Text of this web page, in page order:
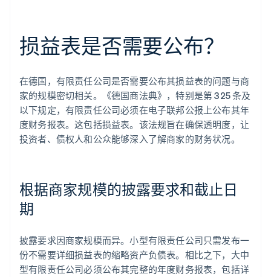
损益表是否需要公布？
在德国，有限责任公司是否需要公布其损益表的问题与商
家的规模密切相关。《德国商法典》，特别是第 325 条及
以下规定，有限责任公司必须在电子联邦公报上公布其年
度财务报表。这包括损益表。该法规旨在确保透明度，让
投资者、债权人和公众能够深入了解商家的财务状况。
根据商家规模的披露要求和截止日
期
披露要求因商家规模而异。小型有限责任公司只需发布一
份不需要详细损益表的缩略资产负债表。相比之下，大中
型有限责任公司必须公布其完整的年度财务报表，包括详